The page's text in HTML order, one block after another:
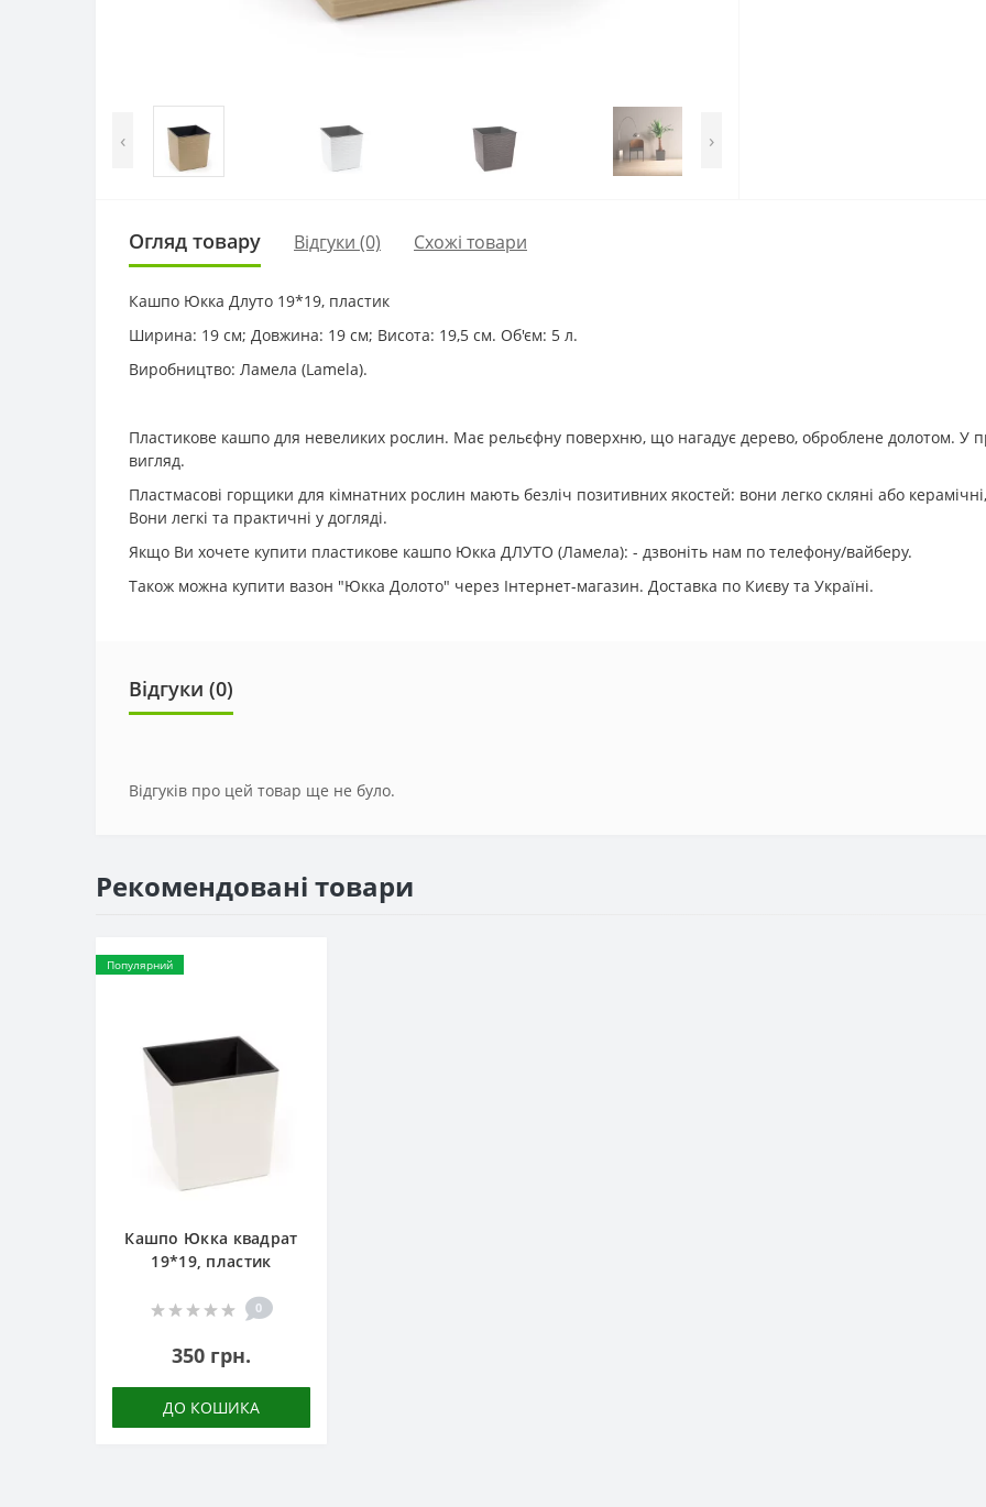
‹ ›
Огляд товару Відгуки (0) Схожі товари
Кашпо Юкка Длуто 19*19, пластик
Ширина: 19 см; Довжина: 19 см; Висота: 19,5 см. Об'єм: 5 л.
Виробництво: Ламела (Lamela).
Пластикове кашпо для невеликих рослин. Має рельєфну поверхню, що нагадує дерево, оброблене долотом. У
вигляд.
Пластмасові горщики для кімнатних рослин мають безліч позитивних якостей: вони легко скляні або
Вони легкі та практичні у догляді.
Якщо Ви хочете купити пластикове кашпо Юкка ДЛУТО (Ламела): - дзвоніть нам по телефону/вайберу.
Також можна купити вазон "Юкка Долото" через Інтернет-магазин. Доставка по Києву та Україні.
Відгуки (0)
Відгуків про цей товар ще не було.
Рекомендовані товари
Популярний
Кашпо Юкка квадрат
19*19, пластик
0
350 грн.
ДО КОШИКА